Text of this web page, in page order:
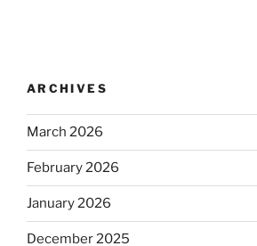
ARCHIVES
March 2026
February 2026
January 2026
December 2025